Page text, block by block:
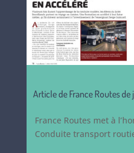
Article de France Routes
France Routes met à
Conduite transport